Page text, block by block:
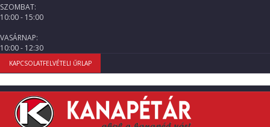
SZOMBAT:
10:00 - 15:00
VASÁRNAP:
10:00 - 12:30
KAPCSOLATFELVÉTELI ŰRLAP